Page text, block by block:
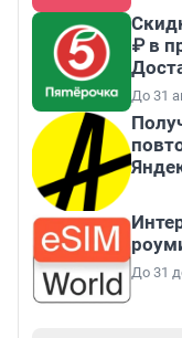
₽ в
До 31
До 31